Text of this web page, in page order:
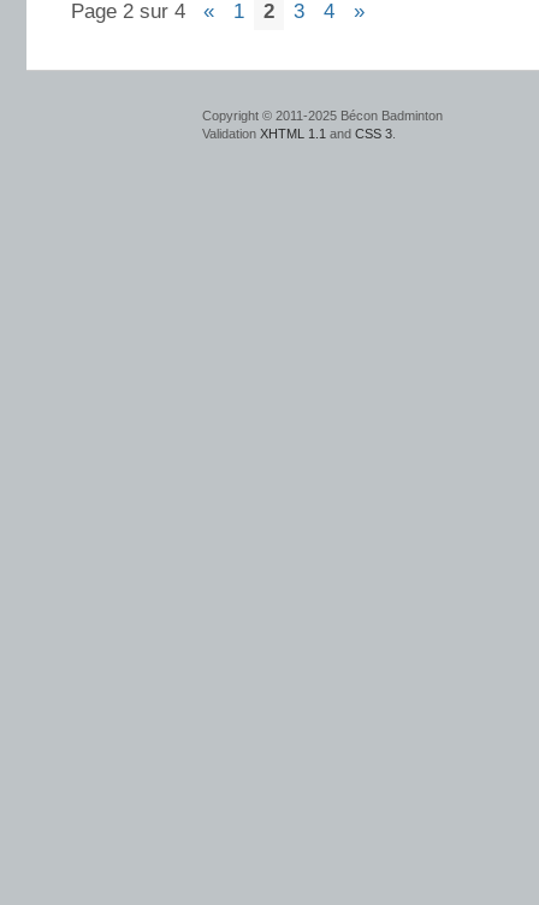
Page 2 sur 4 « 1 2 3 4 »
Copyright © 2011-2025 Bécon Badminton
Validation XHTML 1.1 and CSS 3